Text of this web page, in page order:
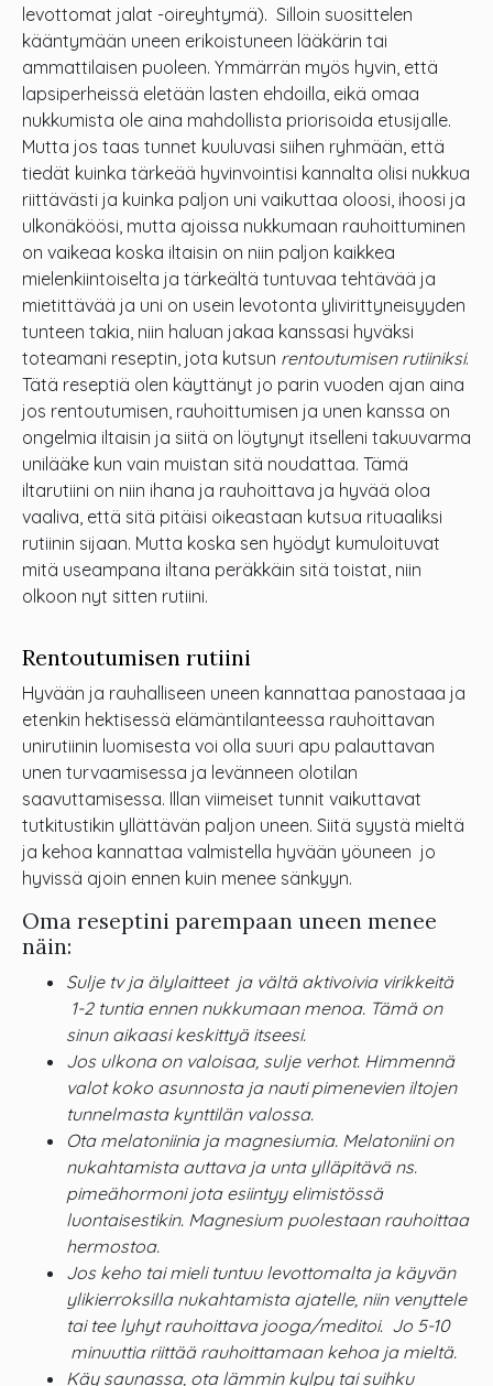
levottomat jalat -oireyhtymä). Silloin suosittelen
kääntymään uneen erikoistuneen lääkärin tai
ammattilaisen puoleen. Ymmärrän myös hyvin, että
lapsiperheissä eletään lasten ehdoilla, eikä omaa
nukkumista ole aina mahdollista priorisoida etusijalle.
Mutta jos taas tunnet kuuluvasi siihen ryhmään, että
tiedät kuinka tärkeää hyvinvointisi kannalta olisi nukkua
riittävästi ja kuinka paljon uni vaikuttaa oloosi, ihoosi ja
ulkonäköösi, mutta ajoissa nukkumaan rauhoittuminen
on vaikeaa koska iltaisin on niin paljon kaikkea
mielenkiintoiselta ja tärkeältä tuntuvaa tehtävää ja
mietittävää ja uni on usein levotonta ylivirittyneisyyden
tunteen takia, niin haluan jakaa kanssasi hyväksi
toteamani reseptin, jota kutsun rentoutumisen rutiiniksi.
Tätä reseptiä olen käyttänyt jo parin vuoden ajan aina
jos rentoutumisen, rauhoittumisen ja unen kanssa on
ongelmia iltaisin ja siitä on löytynyt itselleni takuuvarma
unilääke kun vain muistan sitä noudattaa. Tämä
iltarutiini on niin ihana ja rauhoittava ja hyvää oloa
vaaliva, että sitä pitäisi oikeastaan kutsua rituaaliksi
rutiinin sijaan. Mutta koska sen hyödyt kumuloituvat
mitä useampana iltana peräkkäin sitä toistat, niin
olkoon nyt sitten rutiini.
Rentoutumisen rutiini
Hyvään ja rauhalliseen uneen kannattaa panostaaa ja
etenkin hektisessä elämäntilanteessa rauhoittavan
unirutiinin luomisesta voi olla suuri apu palauttavan
unen turvaamisessa ja levänneen olotilan
saavuttamisessa. Illan viimeiset tunnit vaikuttavat
tutkitustikin yllättävän paljon uneen. Siitä syystä mieltä
ja kehoa kannattaa valmistella hyvään yöuneen jo
hyvissä ajoin ennen kuin menee sänkyyn.
Oma reseptini parempaan uneen menee
näin:
Sulje tv ja älylaitteet ja vältä aktivoivia virikkeitä
1-2 tuntia ennen nukkumaan menoa. Tämä on
sinun aikaasi keskittyä itseesi.
Jos ulkona on valoisaa, sulje verhot. Himmennä
valot koko asunnosta ja nauti pimenevien iltojen
tunnelmasta kynttilän valossa.
Ota melatoniinia ja magnesiumia. Melatoniini on
nukahtamista auttava ja unta ylläpitävä ns.
pimeähormoni jota esiintyy elimistössä
luontaisestikin. Magnesium puolestaan rauhoittaa
hermostoa.
Jos keho tai mieli tuntuu levottomalta ja käyvän
ylikierroksilla nukahtamista ajatelle, niin venyttele
tai tee lyhyt rauhoittava jooga/meditoi. Jo 5-10
minuuttia riittää rauhoittamaan kehoa ja mieltä.
Käy saunassa, ota lämmin kylpy tai suihku